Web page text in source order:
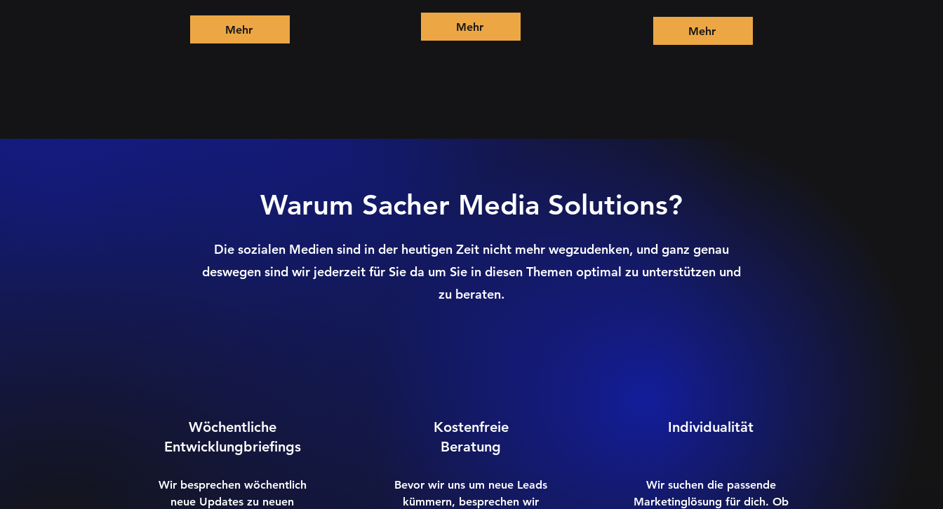
Mehr Mehr Mehr
Warum Sacher Media Solutions?
Die sozialen Medien sind in der heutigen Zeit nicht mehr wegzudenken, und ganz genau
deswegen sind wir jederzeit für Sie da um Sie in diesen Themen optimal zu unterstützen und
zu beraten.
Wöchentliche
Entwicklungbriefings
Wir besprechen wöchentlich
neue Updates zu neuen
Kostenfreie
Beratung
Bevor wir uns um neue Leads
kümmern, besprechen wir
Individualität
Wir suchen die passende
Marketinglösung für dich. Ob